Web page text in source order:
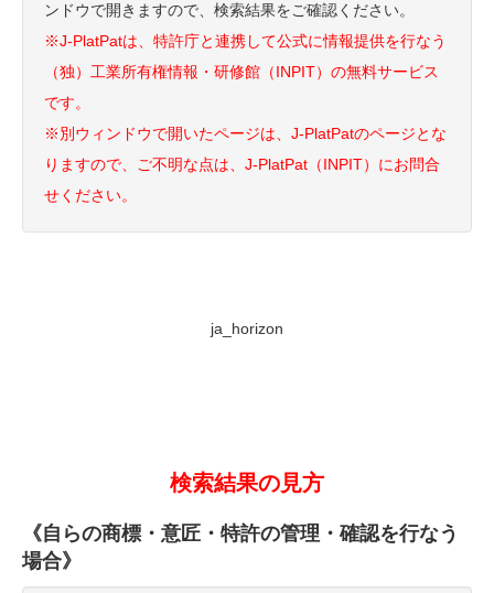
ンドウで開きますので、検索結果をご確認ください。
※J-PlatPatは、特許庁と連携して公式に情報提供を行なう
（独）工業所有権情報・研修館（INPIT）の無料サービス
です。
※別ウィンドウで開いたページは、J-PlatPatのページとな
りますので、ご不明な点は、J-PlatPat（INPIT）にお問合
せください。
ja_horizon
検索結果の見方
《自らの商標・意匠・特許の管理・確認を行なう
場合》